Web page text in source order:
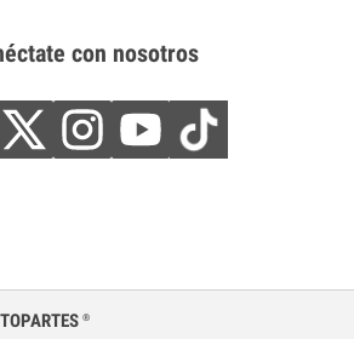
con nosotros
®